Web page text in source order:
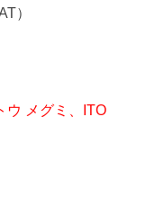
）
ウ メグミ、ITO